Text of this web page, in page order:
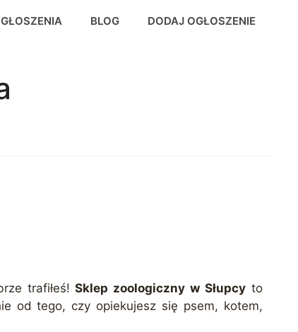
BLOG DODAJ OGŁOSZENIE
trafiłeś!Sklep zoologiczny w Słupcy to
od tego, czy opiekujesz się psem, kotem,